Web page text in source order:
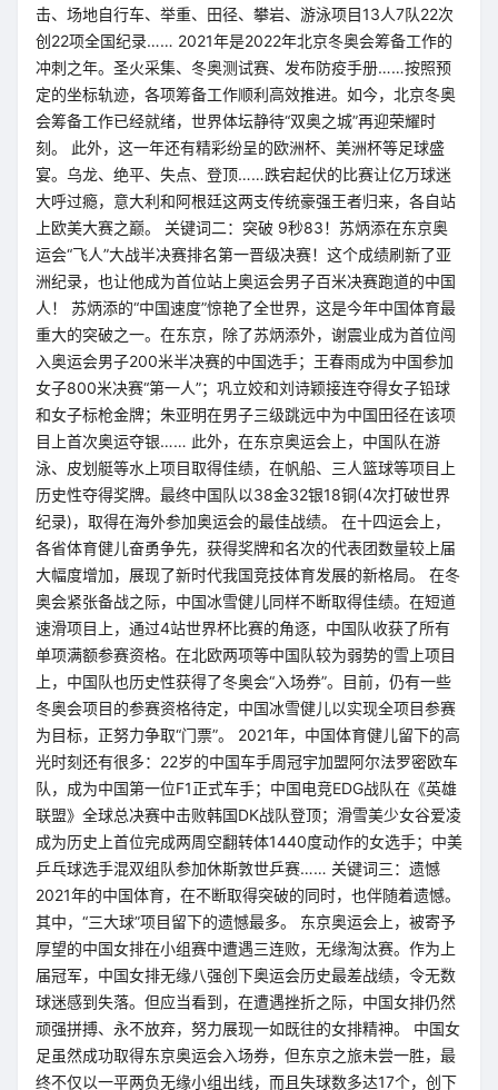
击、场地自行车、举重、田径、攀岩、游泳项目13人7队22次
创22项全国纪录…… 2021年是2022年北京冬奥会筹备工作的
冲刺之年。圣火采集、冬奥测试赛、发布防疫手册……按照预
定的坐标轨迹，各项筹备工作顺利高效推进。如今，北京冬奥
会筹备工作已经就绪，世界体坛静待“双奥之城”再迎荣耀时
刻。 此外，这一年还有精彩纷呈的欧洲杯、美洲杯等足球盛
宴。乌龙、绝平、失点、登顶……跌宕起伏的比赛让亿万球迷
大呼过瘾，意大利和阿根廷这两支传统豪强王者归来，各自站
上欧美大赛之巅。 关键词二：突破 9秒83！苏炳添在东京奥
运会“飞人”大战半决赛排名第一晋级决赛！这个成绩刷新了亚
洲纪录，也让他成为首位站上奥运会男子百米决赛跑道的中国
人！ 苏炳添的“中国速度”惊艳了全世界，这是今年中国体育最
重大的突破之一。在东京，除了苏炳添外，谢震业成为首位闯
入奥运会男子200米半决赛的中国选手；王春雨成为中国参加
女子800米决赛“第一人”；巩立姣和刘诗颖接连夺得女子铅球
和女子标枪金牌；朱亚明在男子三级跳远中为中国田径在该项
目上首次奥运夺银…… 此外，在东京奥运会上，中国队在游
泳、皮划艇等水上项目取得佳绩，在帆船、三人篮球等项目上
历史性夺得奖牌。最终中国队以38金32银18铜(4次打破世界
纪录)，取得在海外参加奥运会的最佳战绩。 在十四运会上，
各省体育健儿奋勇争先，获得奖牌和名次的代表团数量较上届
大幅度增加，展现了新时代我国竞技体育发展的新格局。 在冬
奥会紧张备战之际，中国冰雪健儿同样不断取得佳绩。在短道
速滑项目上，通过4站世界杯比赛的角逐，中国队收获了所有
单项满额参赛资格。在北欧两项等中国队较为弱势的雪上项目
上，中国队也历史性获得了冬奥会“入场券”。目前，仍有一些
冬奥会项目的参赛资格待定，中国冰雪健儿以实现全项目参赛
为目标，正努力争取“门票”。 2021年，中国体育健儿留下的高
光时刻还有很多：22岁的中国车手周冠宇加盟阿尔法罗密欧车
队，成为中国第一位F1正式车手；中国电竞EDG战队在《英雄
联盟》全球总决赛中击败韩国DK战队登顶；滑雪美少女谷爱凌
成为历史上首位完成两周空翻转体1440度动作的女选手；中美
乒乓球选手混双组队参加休斯敦世乒赛…… 关键词三：遗憾
2021年的中国体育，在不断取得突破的同时，也伴随着遗憾。
其中，“三大球”项目留下的遗憾最多。 东京奥运会上，被寄予
厚望的中国女排在小组赛中遭遇三连败，无缘淘汰赛。作为上
届冠军，中国女排无缘八强创下奥运会历史最差战绩，令无数
球迷感到失落。但应当看到，在遭遇挫折之际，中国女排仍然
顽强拼搏、永不放弃，努力展现一如既往的女排精神。 中国女
足虽然成功取得东京奥运会入场券，但东京之旅未尝一胜，最
终不仅以一平两负无缘小组出线，而且失球数多达17个，创下